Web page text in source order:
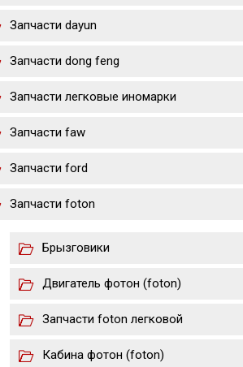
Запчасти dayun
Запчасти dong feng
Запчасти легковые иномарки
Запчасти faw
Запчасти ford
Запчасти foton
Брызговики
Двигатель фотон (foton)
Запчасти foton легковой
Кабина фотон (foton)